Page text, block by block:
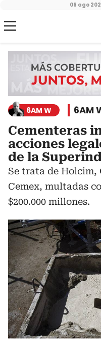
06 ago
6AM W 6AM
Cementeras
acciones
de la
Se trata de Holcim,
Cemex, multadas
$200.000 millones.